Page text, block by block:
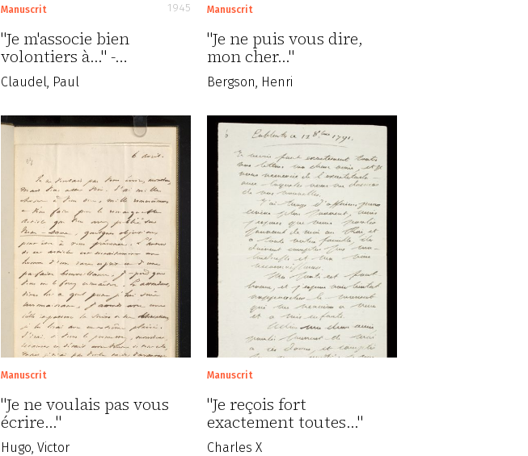
Manuscrit 1945
"Je m'associe bien
volontiers à..." -…
Claudel, Paul
Manuscrit
"Je ne puis vous dire,
mon cher..."
Bergson, Henri
Manuscrit
"Je ne voulais pas vous
écrire..."
Hugo, Victor
Manuscrit
"Je reçois fort
exactement toutes..."
Charles X